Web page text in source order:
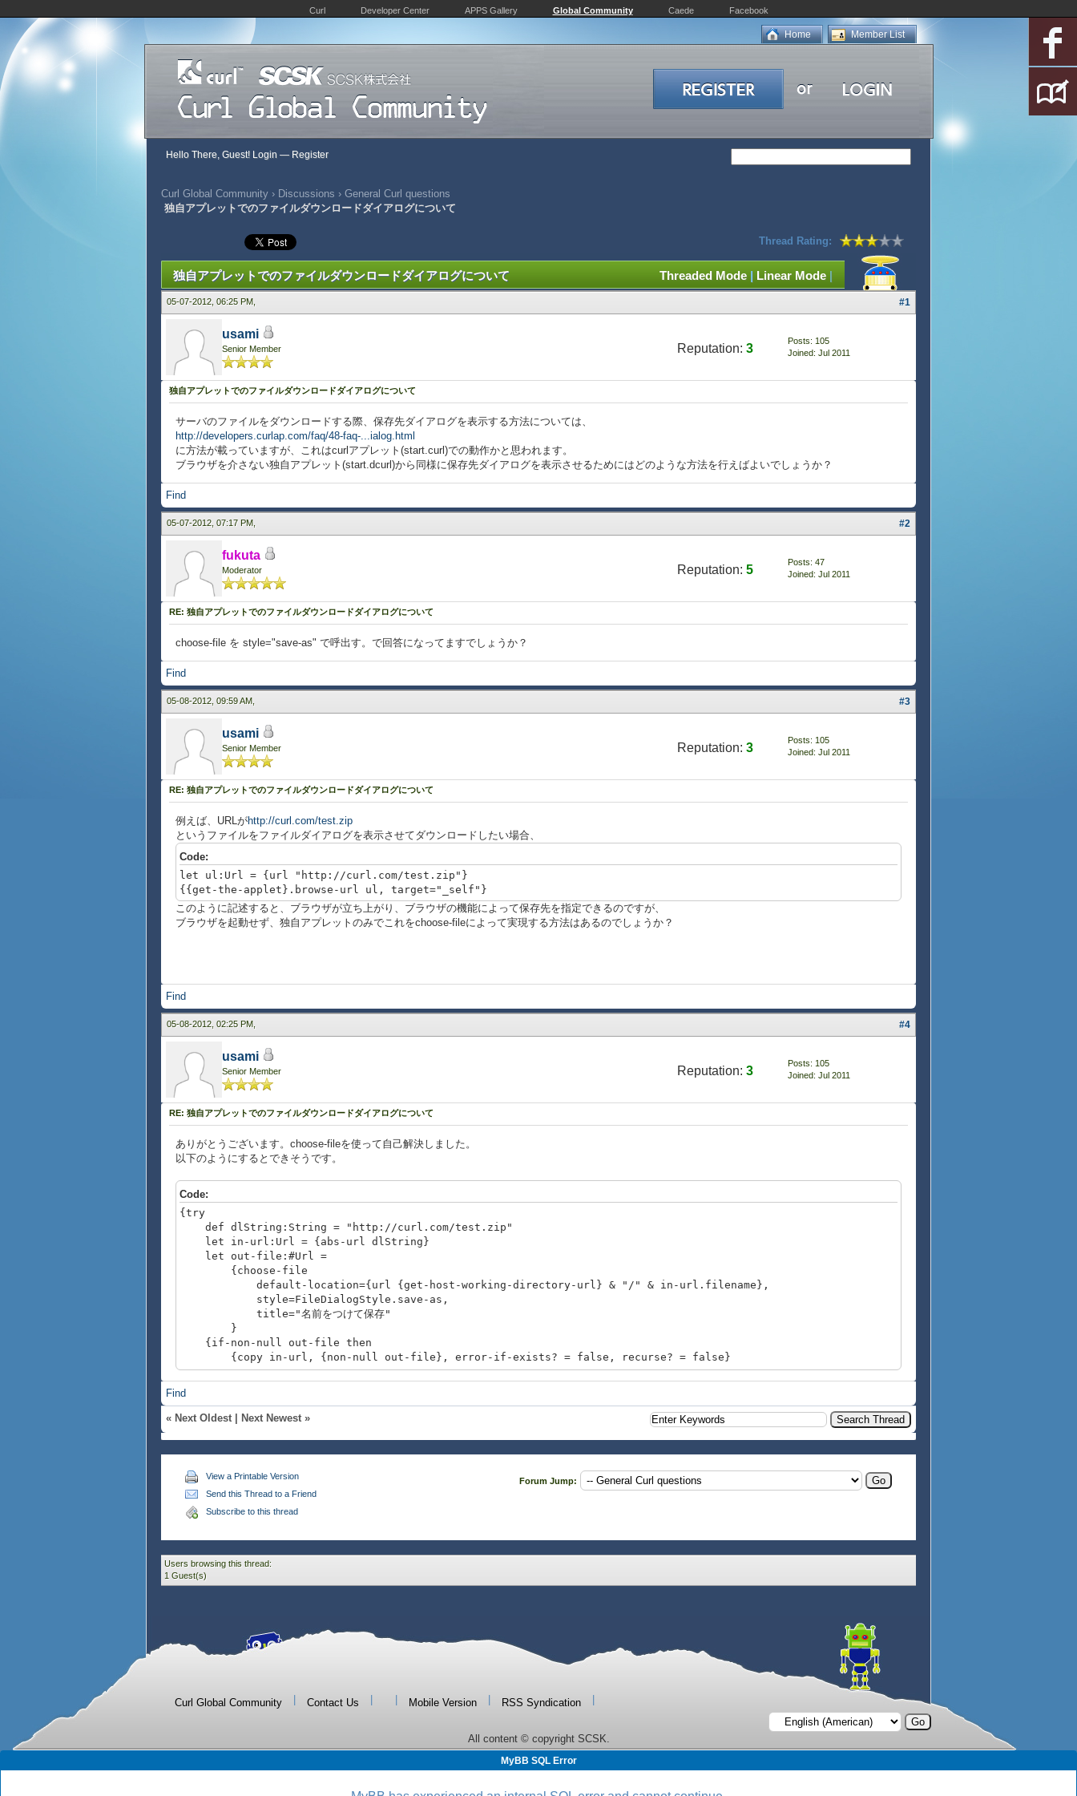
Curl Developer Center APPS Gallery Global Community Caede Facebook
Member List
Home
Hello There, Guest! Login — Register
Curl Global Community › Discussions › General Curl questions
独自アプレットでのファイルダウンロードダイアログについて
Thread Rating:
Threaded Mode | Linear Mode |
独自アプレットでのファイルダウンロードダイアログについて
05-07-2012, 06:25 PM, #1
usami
Senior Member Reputation: 3
Posts: 105
Joined: Jul 2011
独自アプレットでのファイルダウンロードダイアログについて
サーバのファイルをダウンロードする際、保存先ダイアログを表示する方法については、
http://developers.curlap.com/faq/48-faq-...ialog.html
に方法が載っていますが、これはcurlアプレット(start.curl)での動作かと思われます。
ブラウザを介さない独自アプレット(start.dcurl)から同様に保存先ダイアログを表示させるためにはどのような方法を行えばよいでしょうか？
Find
05-07-2012, 07:17 PM, #2
fukuta
Moderator Reputation: 5
Posts: 47
Joined: Jul 2011
RE: 独自アプレットでのファイルダウンロードダイアログについて
choose-file を style="save-as" で呼出す。で回答になってますでしょうか？
Find
05-08-2012, 09:59 AM, #3
usami
Senior Member Reputation: 3
Posts: 105
Joined: Jul 2011
RE: 独自アプレットでのファイルダウンロードダイアログについて
例えば、URLがhttp://curl.com/test.zip
というファイルをファイルダイアログを表示させてダウンロードしたい場合、
Code:
let ul:Url = {url "http://curl.com/test.zip"}
{{get-the-applet}.browse-url ul, target="_self"}
このように記述すると、ブラウザが立ち上がり、ブラウザの機能によって保存先を指定できるのですが、
ブラウザを起動せず、独自アプレットのみでこれをchoose-fileによって実現する方法はあるのでしょうか？
Find
05-08-2012, 02:25 PM, #4
usami
Senior Member Reputation: 3
Posts: 105
Joined: Jul 2011
RE: 独自アプレットでのファイルダウンロードダイアログについて
ありがとうございます。choose-fileを使って自己解決しました。
以下のようにするとできそうです。
Code:
{try
def dlString:String = "http://curl.com/test.zip"
let in-url:Url = {abs-url dlString}
let out-file:#Url =
{choose-file
default-location={url {get-host-working-directory-url} & "/" & in-url.filename},
style=FileDialogStyle.save-as,
title="名前をつけて保存"
}
{if-non-null out-file then
{copy in-url, {non-null out-file}, error-if-exists? = false, recurse? = false}
}
catch e:Exception do
{popup-message
{VBox
"ファイルのダウンロードに失敗しました。",
e.message
}
}
}
Find
« Next Oldest Next Newest »
View a Printable Version
Send this Thread to a Friend
Subscribe to this thread
Forum Jump:
Users browsing this thread:
1 Guest(s)
Curl Global Community Contact Us Mobile Version RSS Syndication
All content © copyright SCSK.
MyBB SQL Error